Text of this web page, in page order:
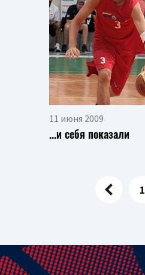
11 июня 2009
...и себя показали
1